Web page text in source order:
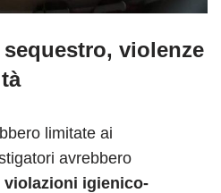
violenze
limitate ai
avrebbero
violazioni igienico-